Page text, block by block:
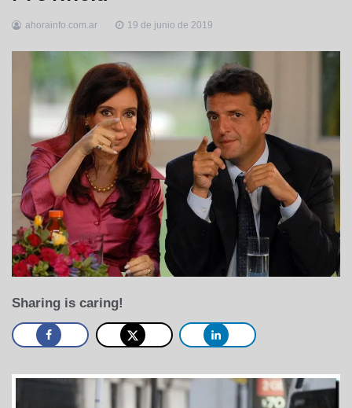
ahorainfo.com.ar 19 de junio de 2019
Sharing is caring!